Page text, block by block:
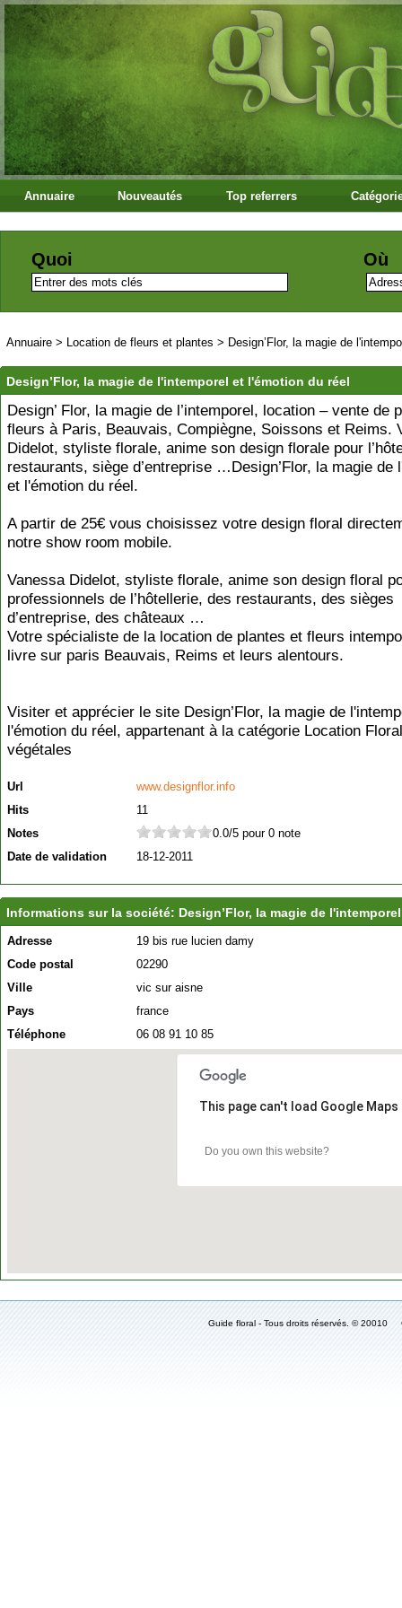
Annuaire Nouveautés Top referrers
Quoi Où
Annuaire > Location de fleurs et plantes > Design’Flor, la magie de
Design’Flor, la magie de l'intemporel et l'émotion du réel
Design’ Flor, la magie de l’intemporel, location – vente de
fleurs à Paris, Beauvais, Compiègne, Soissons et Reims.
Didelot, styliste florale, anime son design florale pour
restaurants, siège d’entreprise …Design’Flor, la magie de
et l'émotion du réel.
A partir de 25€ vous choisissez votre design floral
notre show room mobile.
Vanessa Didelot, styliste florale, anime son design floral
professionnels de l’hôtellerie, des restaurants, des sièges
d’entreprise, des châteaux …
Votre spécialiste de la location de plantes et fleurs
livre sur paris Beauvais, Reims et leurs alentours.
Visiter et apprécier le site Design’Flor, la magie de
l'émotion du réel, appartenant à la catégorie Location
végétales
Url
www.designflor.info
Hits
11
Notes
0.0/5 pour 0 note
Date de validation
18-12-2011
Informations sur la société: Design’Flor, la magie de
Adresse
19 bis rue lucien damy
Code postal
02290
Ville
vic sur aisne
Pays
france
Téléphone
06 08 91 10 85
This page can't load Google
Do you own this website?
Guide floral - Tous droits réservés. ©